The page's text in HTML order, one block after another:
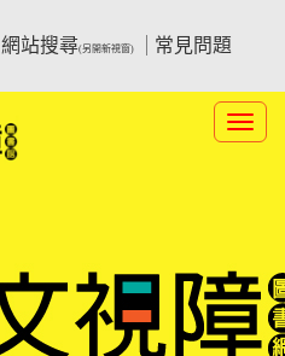
網站搜尋(另開新視窗)
常見問題